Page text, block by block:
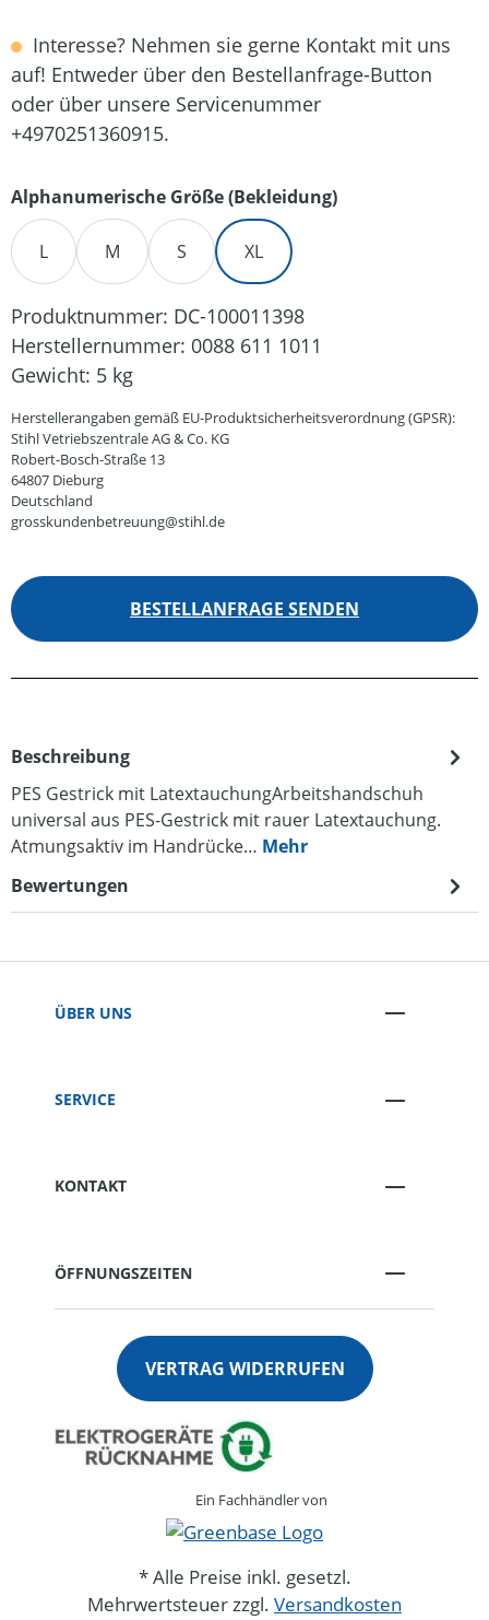
Interesse? Nehmen sie gerne Kontakt mit uns
auf! Entweder über den Bestellanfrage-Button
oder über unsere Servicenummer
+4970251360915.
Alphanumerische Größe (Bekleidung)auswählen
L M S XL
Produktnummer: DC-100011398
Herstellernummer: 0088 611 1011
Gewicht: 5 kg
Herstellerangaben gemäß EU-Produktsicherheitsverordnung (GPSR):
Stihl Vetriebszentrale AG & Co. KG
Robert-Bosch-Straße 13
64807 Dieburg
Deutschland
grosskundenbetreuung@stihl.de
BESTELLANFRAGE SENDEN
Beschreibung
PES Gestrick mit LatextauchungArbeitshandschuh
universal aus PES-Gestrick mit rauer Latextauchung.
Atmungsaktiv im Handrücke… Mehr
Bewertungen
ÜBER UNS
SERVICE
KONTAKT
ÖFFNUNGSZEITEN
VERTRAG WIDERRUFEN
Ein Fachhändler von
* Alle Preise inkl. gesetzl.
Mehrwertsteuer zzgl. Versandkosten